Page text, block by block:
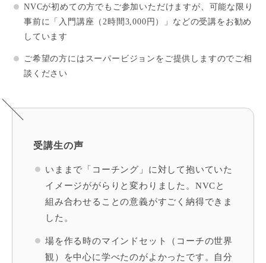
NVCが初めての方でもご参加いただけますが、可能な限り
事前に「入門講座（2時間3,000円）」などの受講をお勧め
しています
ご希望の方にはスーパービジョンをご提供しますのでご相
談ください
受講生の声
いままで「コーチング」に対して抱いていた
イメージががらりと変わりました。NVCと
組み合わせることの意義がすごく納得できま
した。
場を作る時のマインドセット（コーチの世界
観）を中心に学べたのがよかったです。自分